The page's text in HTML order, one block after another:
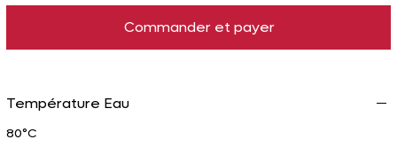
Commander et payer
Température Eau
80°C